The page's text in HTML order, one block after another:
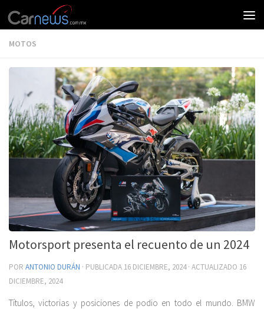
MOTOS
Motorsport presenta el recuento de un 2024
POR ANTONIO DURÁN · PUBLICADA 16 DICIEMBRE, 2024· ACTUALIZADO 16
DICIEMBRE, 2024
Títulos, victorias y posiciones de podio en todo el mundo. BMW